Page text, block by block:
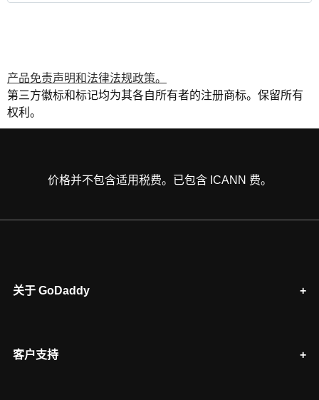
产品免责声明和法律法规政策。
第三方徽标和标记均为其各自所有者的注册商标。保留所有
权利。
价格并不包含适用税费。已包含 ICANN 费。
关于 GoDaddy
客户支持